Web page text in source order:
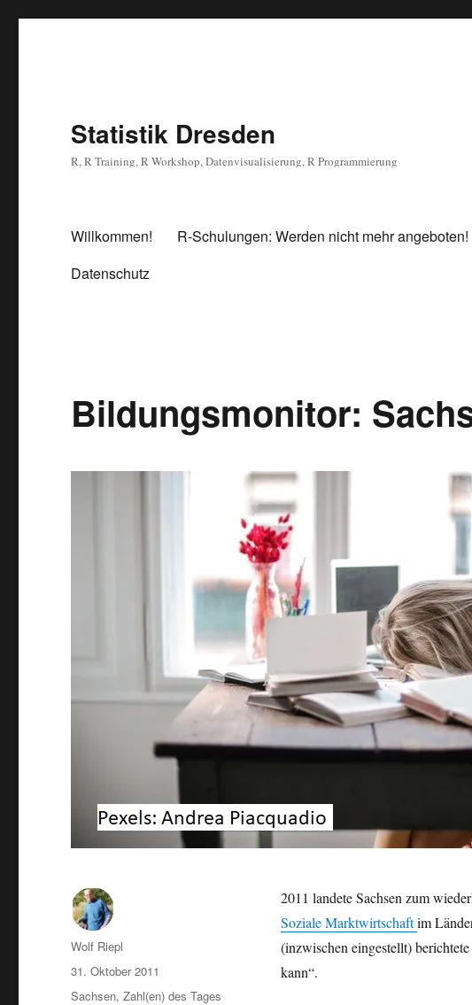
Statistik Dresden
R, R Training, R Workshop, Datenvisualisierung, R Programmierung
Willkommen! R-Schulungen: Werden nicht mehr angeboten!
Datenschutz
Bildungsmonitor:
2011 landete Sachsen zum
Soziale Marktwirtschaftim
(inzwischen eingestellt)
kann“.
Autor
Wolf Riepl
Veröffentlicht
am
31. Oktober 2011
Kategorien
Sachsen,Zahl(en) des Tages